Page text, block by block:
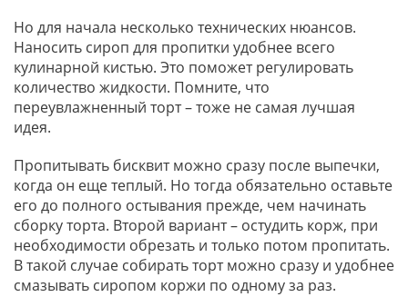
Но для начала несколько технических нюансов.
Наносить сироп для пропитки удобнее всего
кулинарной кистью. Это поможет регулировать
количество жидкости. Помните, что
переувлажненный торт – тоже не самая лучшая
идея.
Пропитывать бисквит можно сразу после выпечки,
когда он еще теплый. Но тогда обязательно оставьте
его до полного остывания прежде, чем начинать
сборку торта. Второй вариант – остудить корж, при
необходимости обрезать и только потом пропитать.
В такой случае собирать торт можно сразу и удобнее
смазывать сиропом коржи по одному за раз.